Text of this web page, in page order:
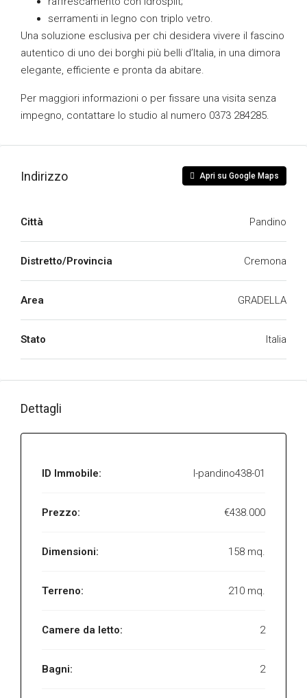
serramenti in legno con triplo vetro.
Una soluzione esclusiva per chi desidera vivere il fascino
autentico di uno dei borghi più belli d’Italia, in una dimora
elegante, efficiente e pronta da abitare.
Per maggiori informazioni o per fissare una visita senza
impegno, contattare lo studio al numero 0373 284285.
Indirizzo Apri su Google Maps
Città Pandino
Distretto/Provincia Cremona
Area GRADELLA
Stato Italia
Dettagli
ID Immobile: I-pandino438-01
Prezzo: €438.000
Dimensioni: 158 mq.
Terreno: 210 mq.
Camere da letto: 2
Bagni: 2